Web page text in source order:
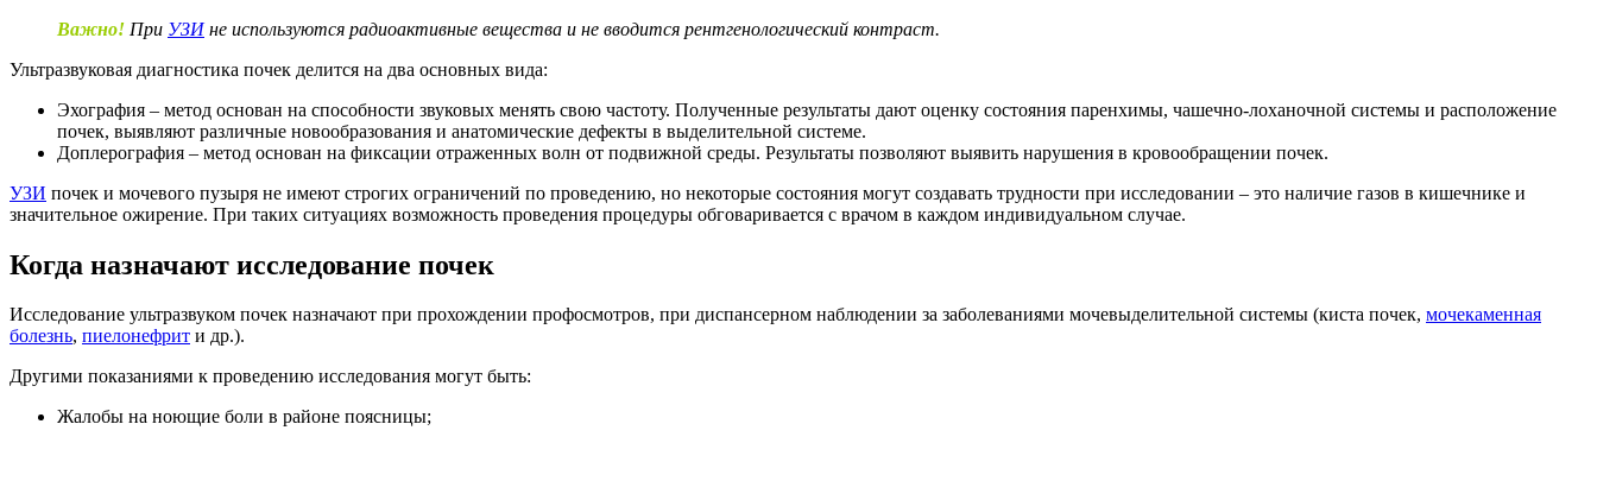
Важно! При УЗИне используются радиоактивные вещества и не вводится рентгенологический контраст.
Ультразвуковая диагностика почек делится на два основных вида:
Эхография – метод основан на способности звуковых менять свою частоту. Полученные результаты дают оценку состояния паренхимы, чашечно-лоханочной системы и расположение
почек, выявляют различные новообразования и анатомические дефекты в выделительной системе.
Доплерография – метод основан на фиксации отраженных волн от подвижной среды. Результаты позволяют выявить нарушения в кровообращении почек.
УЗИ почек и мочевого пузыря не имеют строгих ограничений по проведению, но некоторые состояния могут создавать трудности при исследовании – это наличие газов в кишечнике и
значительное ожирение. При таких ситуациях возможность проведения процедуры обговаривается с врачом в каждом индивидуальном случае.
Когда назначают исследование почек
Исследование ультразвуком почек назначают при прохождении профосмотров, при диспансерном наблюдении за заболеваниями мочевыделительной системы (киста почек, мочекаменная
болезнь, пиелонефрит и др.).
Другими показаниями к проведению исследования могут быть:
Жалобы на ноющие боли в районе поясницы;